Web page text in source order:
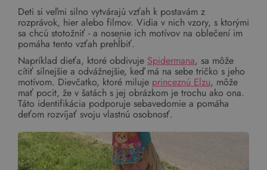
Deti si veľmi silno vytvárajú vzťah k postavám z
rozprávok, hier alebo filmov. Vidia v nich vzory, s ktorými
sa chcú stotožniť - a nosenie ich motívov na oblečení im
pomáha tento vzťah prehĺbiť.
Napríklad dieťa, ktoré obdivuje Spidermana, sa môže
cítiť silnejšie a odvážnejšie, keď má na sebe tričko s jeho
motívom. Dievčatko, ktoré miluje princeznú Elzu, môže
mať pocit, že v šatách s jej obrázkom je trochu ako ona.
Táto identifikácia podporuje sebavedomie a pomáha
deťom rozvíjať svoju vlastnú osobnosť.